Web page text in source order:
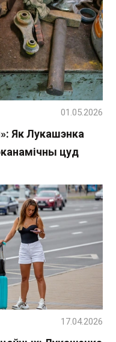
Як Лукашэнка
цуд
01.05.2026
17.04.2026